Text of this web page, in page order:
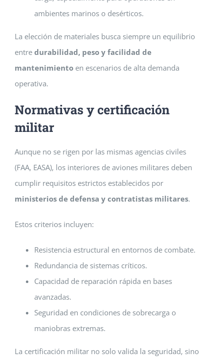
ambientes marinos o desérticos.
La elección de materiales busca siempre un equilibrio
entre durabilidad, peso y facilidad de
mantenimientoen escenarios de alta demanda
operativa.
Normativas y certificación
militar
Aunque no se rigen por las mismas agencias civiles
(FAA, EASA), los interiores de aviones militares deben
cumplir requisitos estrictos establecidos por
ministerios de defensa y contratistas militares.
Estos criterios incluyen:
Resistencia estructural en entornos de combate.
Redundancia de sistemas críticos.
Capacidad de reparación rápida en bases
avanzadas.
Seguridad en condiciones de sobrecarga o
maniobras extremas.
La certificación militar no solo valida la seguridad, sino